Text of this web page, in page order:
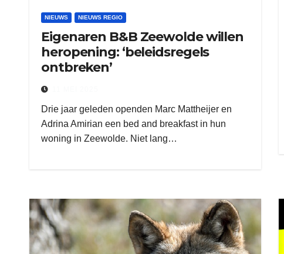
NIEUWS NIEUWS REGIO
Eigenaren B&B Zeewolde willen
heropening: ‘beleidsregels
ontbreken’
Drie jaar geleden openden Marc Mattheijer en
Adrina Amirian een bed and breakfast in hun
woning in Zeewolde. Niet lang…